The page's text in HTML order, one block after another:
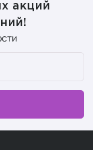
акций